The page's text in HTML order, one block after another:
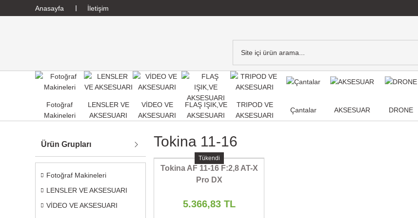
Anasayfa İletişim
Fotoğraf
Makineleri
LENSLER VE
AKSESUARI
VİDEO VE
AKSESUARI
FLAŞ IŞIK,VE
AKSESUARI
TRIPOD VE
AKSESUARI
Çantalar AKSESUAR DRONE
Ürün Grupları
Fotoğraf Makineleri
LENSLER VE AKSESUARI
VİDEO VE AKSESUARI
Tokina 11-16
Tükendi
Tokina AF 11-16 F:2,8 AT-X
Pro DX
5.366,83 TL